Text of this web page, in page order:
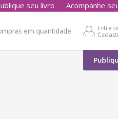
seu livro Acompanhe
em quantidade
Entre